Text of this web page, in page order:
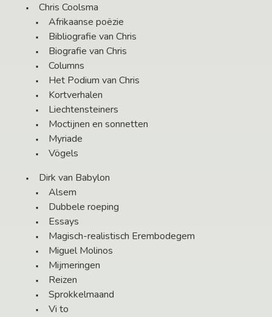
Chris Coolsma
Afrikaanse poëzie
Bibliografie van Chris
Biografie van Chris
Columns
Het Podium van Chris
Kortverhalen
Liechtensteiners
Moctijnen en sonnetten
Myriade
Vögels
Dirk van Babylon
Alsem
Dubbele roeping
Essays
Magisch-realistisch Erembodegem
Miguel Molinos
Mijmeringen
Reizen
Sprokkelmaand
Vi to